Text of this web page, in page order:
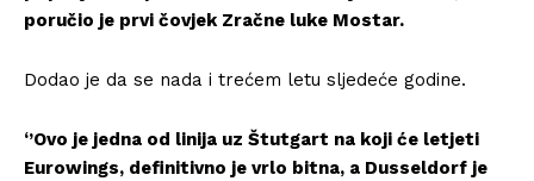
poručio je prvi čovjek Zračne luke Mostar.
Dodao je da se nada i trećem letu sljedeće godine.
‘’Ovo je jedna od linija uz Štutgart na koji će letjeti
Eurowings, definitivno je vrlo bitna, a Dusseldorf je